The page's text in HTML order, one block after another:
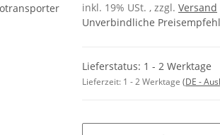
inkl. 19% USt. , zzgl. Versand
Unverbindliche
Lieferstatus: 1 - 2 Werktage
Lieferzeit: 1 - 2 Werktage (DE -